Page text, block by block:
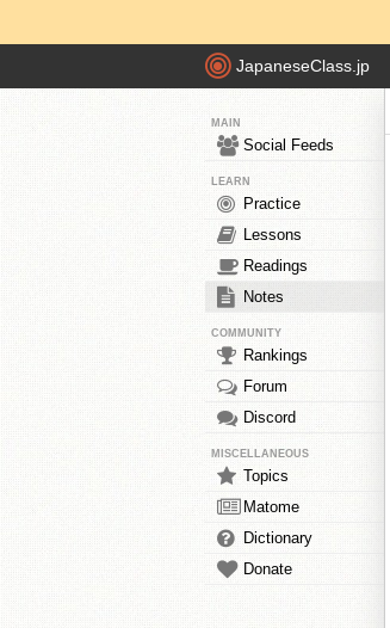
JapaneseClass.jp
MAIN
Social Feeds
LEARN
Practice
Lessons
Readings
Notes
COMMUNITY
Rankings
Forum
Discord
MISCELLANEOUS
Topics
Matome
Dictionary
Donate